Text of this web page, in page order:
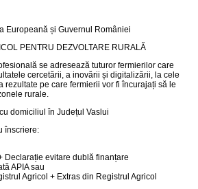
Europeană și Guvernul României
PENTRU DEZVOLTARE RURALĂ
se adresează tuturor fermierilor care
cercetării, a inovării și digitalizării, la cele
rezultate pe care fermierii vor fi încurajați să le
rurale.
domiciliul în Județul Vaslui
înscriere:
Declarație evitare dublă finanțare
APIA sau
Agricol + Extras din Registrul Agricol